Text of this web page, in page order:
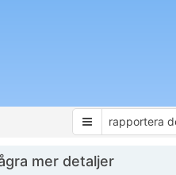
rapportera
mer detaljer